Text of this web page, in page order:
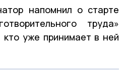
напомнил о старте
труда»
кто уже принимает в ней